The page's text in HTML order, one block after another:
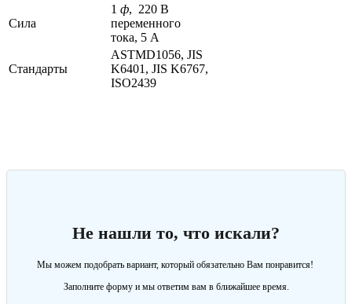
Сила
1 ф, 220 В
переменного
тока, 5 А
Стандарты
ASTMD1056, JIS
K6401, JIS K6767,
ISO2439
Не нашли то, что искали?
Мы можем подобрать вариант, который обязательно Вам понравится!
Заполните форму и мы ответим вам в ближайшее время.